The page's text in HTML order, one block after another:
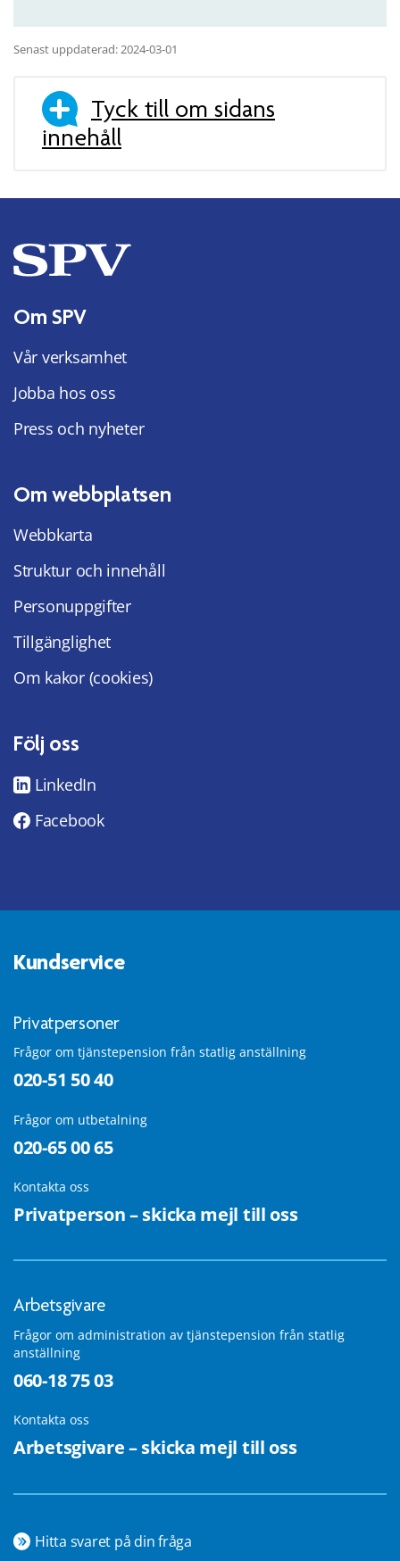
Senast uppdaterad: 2024-03-01
Tyck till om sidans
innehåll
Om SPV
Vår verksamhet
Jobba hos oss
Press och nyheter
Om webbplatsen
Webbkarta
Struktur och innehåll
Personuppgifter
Tillgänglighet
Om kakor (cookies)
Följ oss
LinkedIn
Facebook
Kundservice
Privatpersoner
Frågor om tjänstepension från statlig anställning
020-51 50 40
Frågor om utbetalning
020-65 00 65
Kontakta oss
Privatperson – skicka mejl till oss
Arbetsgivare
Frågor om administration av tjänstepension från statlig
anställning
060-18 75 03
Kontakta oss
Arbetsgivare – skicka mejl till oss
Hitta svaret på din fråga